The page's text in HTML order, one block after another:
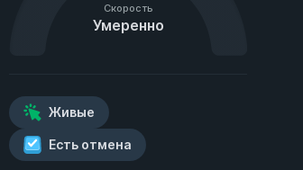
Скорость
Умеренно
Живые
Есть отмена